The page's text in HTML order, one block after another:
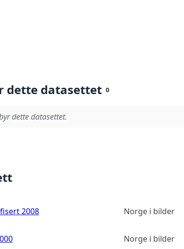
dette datasettet 0
dette datasettet.
2008 Norge i bilder
Norge i bilder